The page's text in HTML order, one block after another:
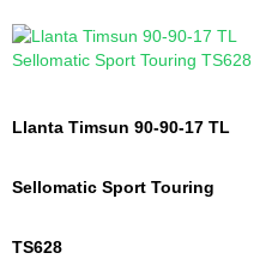
Llanta Timsun 90-90-17 TL
Sellomatic Sport Touring
TS628